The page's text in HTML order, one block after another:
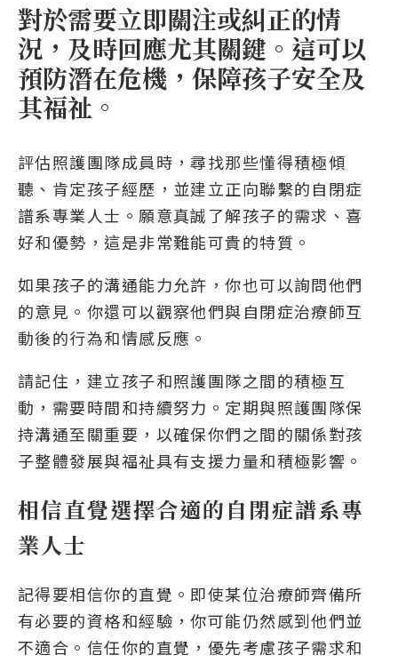
對於需要立即關注或糾正的情
況，及時回應尤其關鍵。這可以
預防潛在危機，保障孩子安全及
其福祉。
評估照護團隊成員時，尋找那些懂得積極傾
聽、肯定孩子經歷，並建立正向聯繫的自閉症
譜系專業人士。願意真誠了解孩子的需求、喜
好和優勢，這是非常難能可貴的特質。
如果孩子的溝通能力允許，你也可以詢問他們
的意見。你還可以觀察他們與自閉症治療師互
動後的行為和情感反應。
請記住，建立孩子和照護團隊之間的積極互
動，需要時間和持續努力。定期與照護團隊保
持溝通至關重要，以確保你們之間的關係對孩
子整體發展與福祉具有支援力量和積極影響。
相信直覺選擇合適的自閉症譜系專
業人士
記得要相信你的直覺。即使某位治療師齊備所
有必要的資格和經驗，你可能仍然感到他們並
不適合。信任你的直覺，優先考慮孩子需求和